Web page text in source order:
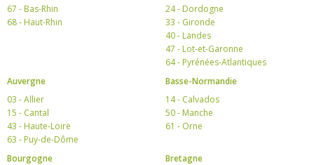
67 - Bas-Rhin
68 - Haut-Rhin
24 - Dordogne
33 - Gironde
40 - Landes
47 - Lot-et-Garonne
64 - Pyrénées-Atlantiques
Auvergne
03 - Allier
15 - Cantal
43 - Haute-Loire
63 - Puy-de-Dôme
Basse-Normandie
14 - Calvados
50 - Manche
61 - Orne
Bourgogne
Bretagne